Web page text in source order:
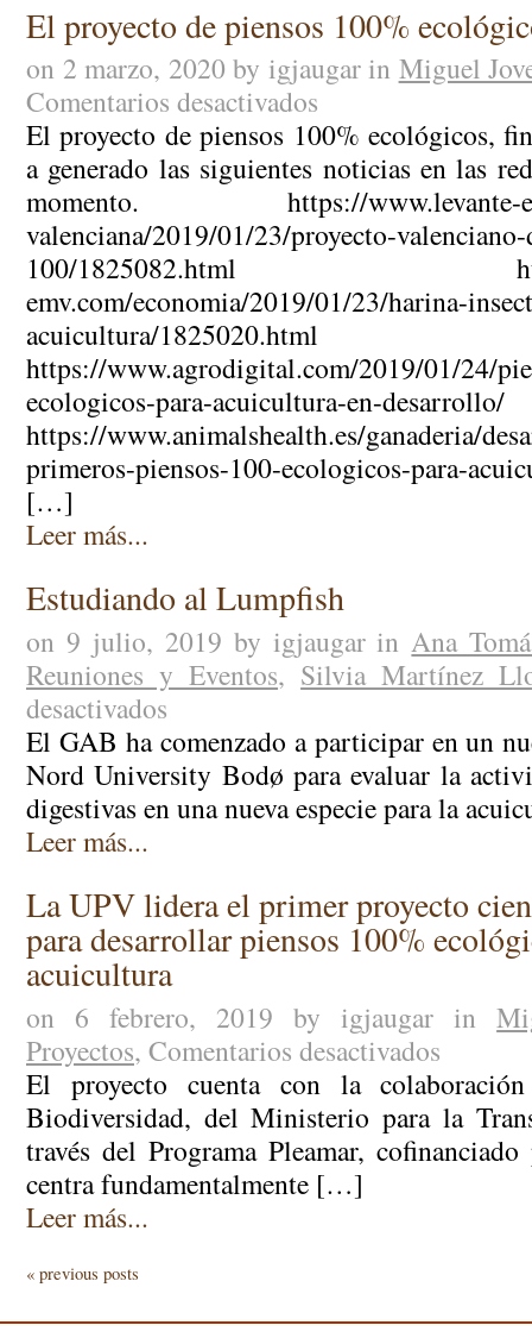
TACSA
Naturix
el
desarrollo
de
pruebas
de
de
trucha
El proyecto de piensos 100%
on 2 marzo, 2020 by igjaugar in Miguel
Comentarios desactivadosen
El
proyecto
de
piensos
100%
ecológicos
la
El proyecto de piensos 100% ecológicos,
a generado las siguientes noticias en las
momento. https://www.levante-
valenciana/2019/01/23/proyecto-
100/1825082.html https://
emv.com/economia/2019/01/23/harina-
acuicultura/
https://www.agrodigital.com/2019/01/24/
ecologicos-para-acuicultura-
https://www.animalshealth.es/ganaderia/
primeros-piensos-100-ecologicos-para-
[…]
Leer más...
Estudiando al Lumpfish
on 9 julio, 2019 by igjaugar inAna
Reuniones y Eventos, Silvia Martínez
desactivadosen
al
Lumpfish
El GAB ha comenzado a participar en un
Nord University Bodø para evaluar la
digestivas en una nueva especie para la
Leer más...
La UPV lidera el primer proyecto
para desarrollar piensos 100%
acuicultura
on 6 febrero, 2019 by igjaugar in
Proyectos, Comentarios desactivadosen
UPV
lidera
el
El proyecto cuenta con la
Biodiversidad, del Ministerio para la
través del Programa Pleamar,
centra fundamentalmente […]
Leer más...
« previous posts